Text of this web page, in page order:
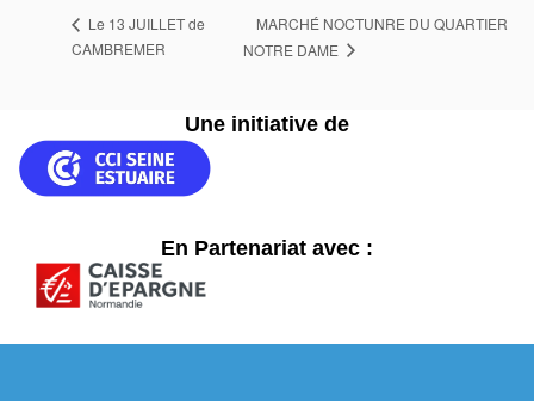
Le 13 JUILLET de
CAMBREMER
MARCHÉ NOCTUNRE DU QUARTIER
NOTRE DAME
Une initiative de
En Partenariat avec :